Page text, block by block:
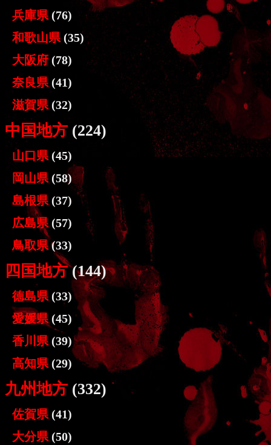
兵庫県 (76)
和歌山県 (35)
大阪府 (78)
奈良県 (41)
滋賀県 (32)
中国地方 (224)
山口県 (45)
岡山県 (58)
島根県 (37)
広島県 (57)
鳥取県(33)
四国地方(144)
徳島県 (33)
愛媛県 (45)
香川県 (39)
高知県 (29)
九州地方 (332)
佐賀県 (41)
大分県 (50)